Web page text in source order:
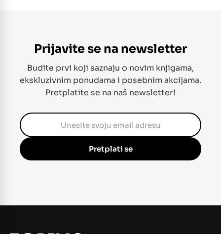
Prijavite se na newsletter
Budite prvi koji saznaju o novim knjigama,
ekskluzivnim ponudama i posebnim akcijama.
Pretplatite se na naš newsletter!
Pretplati se